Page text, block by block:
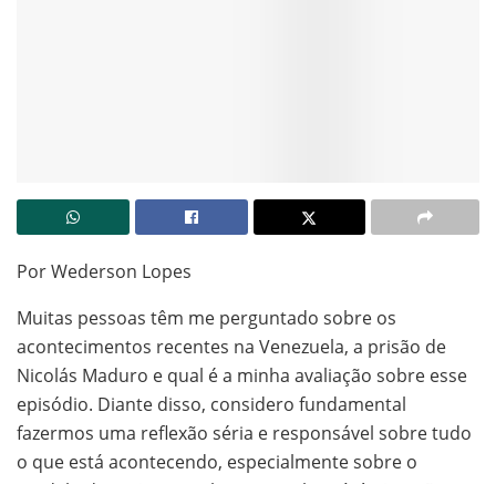
Por Wederson Lopes
Muitas pessoas têm me perguntado sobre os
acontecimentos recentes na Venezuela, a prisão de
Nicolás Maduro e qual é a minha avaliação sobre esse
episódio. Diante disso, considero fundamental
fazermos uma reflexão séria e responsável sobre tudo
o que está acontecendo, especialmente sobre o